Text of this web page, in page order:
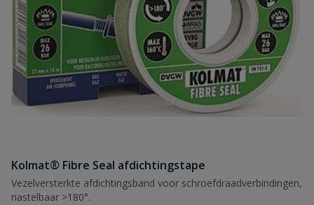
Kolmat® Fibre Seal afdichtingstape
Vezelversterkte afdichtingsband voor schroefdraadverbindingen,
nastelbaar >180°.